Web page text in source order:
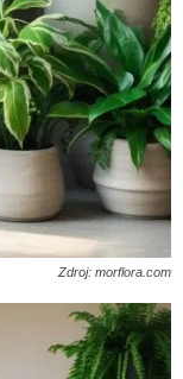
Zdroj: morflora.com